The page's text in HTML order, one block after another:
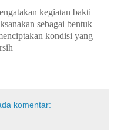
kegiatan bakti
sebagai bentuk
kondisi yang
komentar: